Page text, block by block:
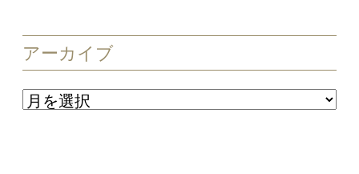
アーカイブ